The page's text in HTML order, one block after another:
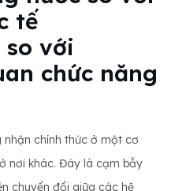
tế
so với
chức năng
chính thức ở một cơ
nơi khác. Đây là cạm bẫy
chuyển đổi giữa các hệ